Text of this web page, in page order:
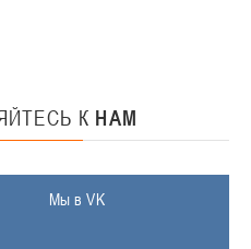
К НАМ
Мы в VK